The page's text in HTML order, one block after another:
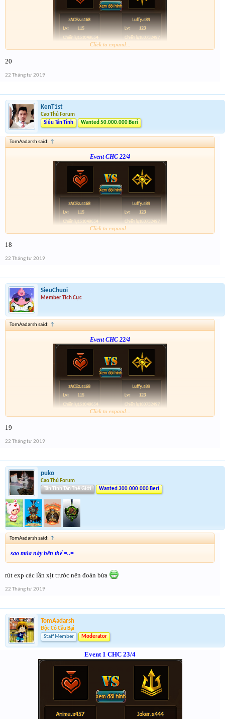
Click to expand...
20
22 Tháng tư 2019
KenT1st
Cao Thủ Forum
Siêu Tân Tinh
Wanted 50.000.000 Beri
TomAadarsh said: ↑
Event CHC 22/4
Click to expand...
18
22 Tháng tư 2019
SieuChuoi
Member Tích Cực
TomAadarsh said: ↑
Event CHC 22/4
Click to expand...
19
22 Tháng tư 2019
puko
Cao Thủ Forum
Tân Tinh Tân Thế Giới
Wanted 300.000.000 Beri
TomAadarsh said: ↑
sao mùa này hên thế =..=
rút exp các lần xịt trước nên đoán bừa
22 Tháng tư 2019
TomAadarsh
Độc Cô Cầu Bại
Staff Member
Moderator
Event 1 CHC 23/4